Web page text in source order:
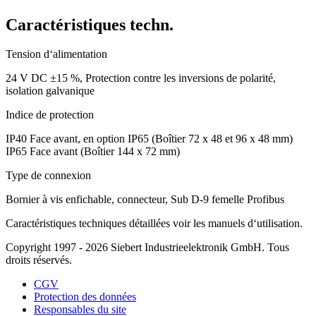
Caractéristiques techn.
Tension d‘alimentation
24 V DC ±15 %, Protection contre les inversions de polarité,
isolation galvanique
Indice de protection
IP40 Face avant, en option IP65 (Boîtier 72 x 48 et 96 x 48 mm)
IP65 Face avant (Boîtier 144 x 72 mm)
Type de connexion
Bornier à vis enfichable, connecteur, Sub D-9 femelle Profibus
Caractéristiques techniques détaillées voir les manuels d‘utilisation.
Copyright 1997 - 2026 Siebert Industrieelektronik GmbH. Tous
droits réservés.
CGV
Protection des données
Responsables du site